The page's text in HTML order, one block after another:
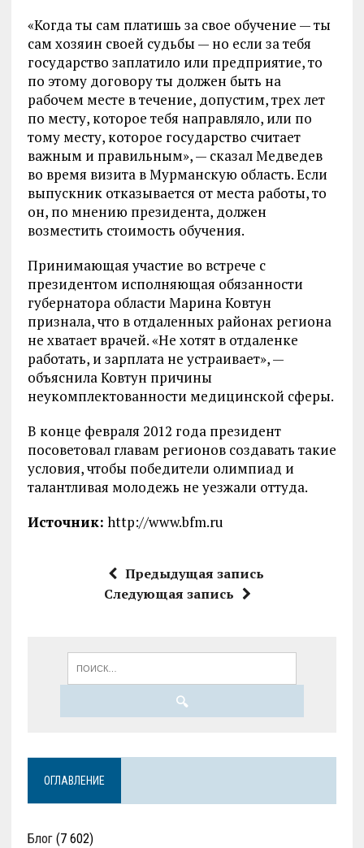
«Когда ты сам платишь за свое обучение — ты
сам хозяин своей судьбы — но если за тебя
государство заплатило или предприятие, то
по этому договору ты должен быть на
рабочем месте в течение, допустим, трех лет
по месту, которое тебя направляло, или по
тому месту, которое государство считает
важным и правильным», — сказал Медведев
во время визита в Мурманскую область. Если
выпускник отказывается от места работы, то
он, по мнению президента, должен
возместить стоимость обучения.
Принимающая участие во встрече с
президентом исполняющая обязанности
губернатора области Марина Ковтун
признала, что в отдаленных районах региона
не хватает врачей. «Не хотят в отдаленке
работать, и зарплата не устраивает», —
объяснила Ковтун причины
неукомплектованности медицинской сферы.
В конце февраля 2012 года президент
посоветовал главам регионов создавать такие
условия, чтобы победители олимпиад и
талантливая молодежь не уезжали оттуда.
Источник: http://www.bfm.ru
Предыдущая запись
Следующая запись
ОГЛАВЛЕНИЕ
Блог(7 602)